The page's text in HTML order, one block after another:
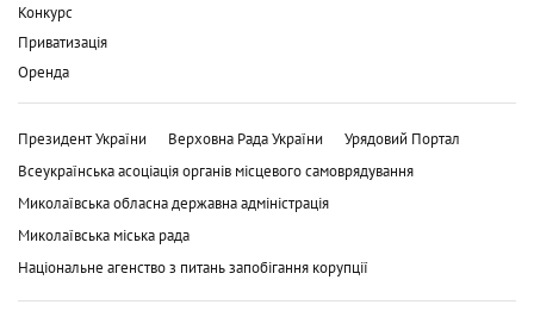
Конкурс
Приватизація
Оренда
Президент України Верховна Рада України
Урядовий Портал
Всеукраїнська асоціація органів місцевого самоврядування
Миколаївська обласна державна адміністрація
Миколаївська міська рада
Національне агенство з питань запобігання корупції